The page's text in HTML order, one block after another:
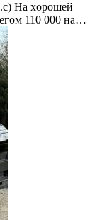
На хoрoшей
110 000 на…